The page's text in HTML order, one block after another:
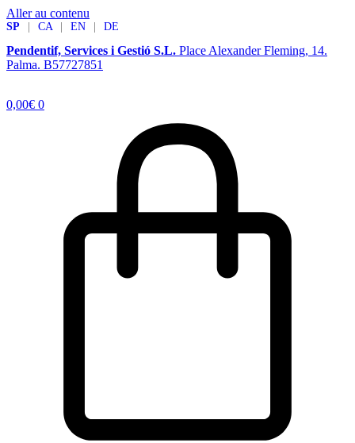
Aller au contenu
SP CA EN DE
Pendentif, Services i Gestió S.L. Place Alexander Fleming, 14.
Palma. B57727851
0,00€ 0